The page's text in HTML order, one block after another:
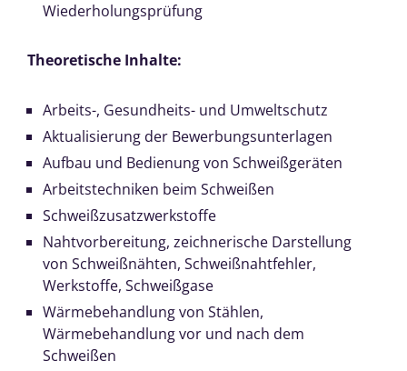
Wiederholungsprüfung
Theoretische Inhalte:
Arbeits-, Gesundheits- und Umweltschutz
Aktualisierung der Bewerbungsunterlagen
Aufbau und Bedienung von Schweißgeräten
Arbeitstechniken beim Schweißen
Schweißzusatzwerkstoffe
Nahtvorbereitung, zeichnerische Darstellung
von Schweißnähten, Schweißnahtfehler,
Werkstoffe, Schweißgase
Wärmebehandlung von Stählen,
Wärmebehandlung vor und nach dem
Schweißen